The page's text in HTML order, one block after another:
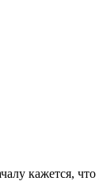
кажется,